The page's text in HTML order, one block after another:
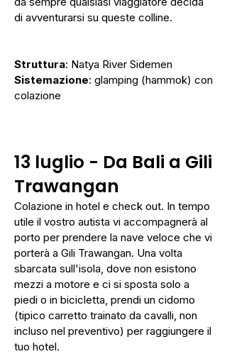
di avventurarsi su queste colline.
Struttura: Natya River Sidemen
Sistemazione: glamping (hammok) con
colazione
13 luglio - Da Bali a Gili
Trawangan
Colazione in hotel e check out. In tempo
utile il vostro autista vi accompagnerà al
porto per prendere la nave veloce che vi
porterà a Gili Trawangan. Una volta
sbarcata sull'isola, dove non esistono
mezzi a motore e ci si sposta solo a
piedi o in bicicletta, prendi un cidomo
(tipico carretto trainato da cavalli, non
incluso nel preventivo) per raggiungere il
tuo hotel.